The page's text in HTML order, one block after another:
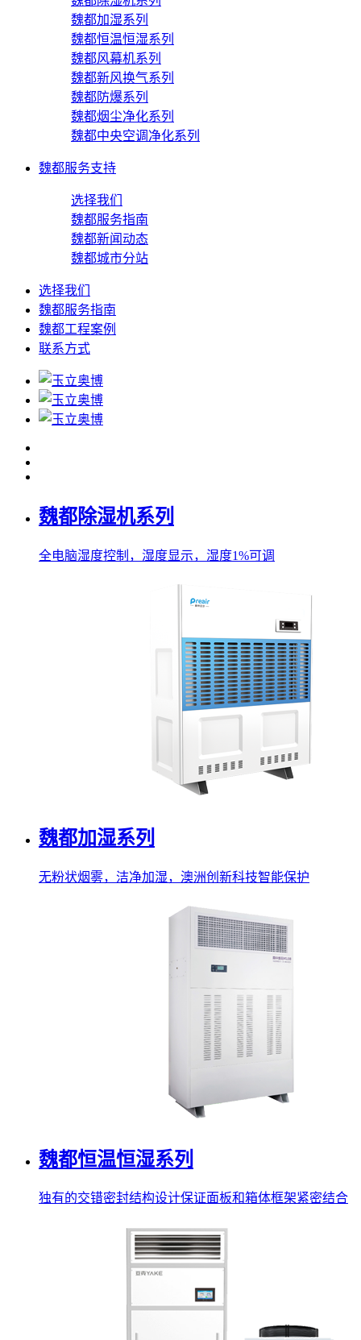
魏都加湿系列
魏都恒温恒湿系列
魏都风幕机系列
魏都新风换气系列
魏都防爆系列
魏都烟尘净化系列
魏都中央空调净化系列
魏都服务支持
选择我们
魏都服务指南
魏都新闻动态
魏都城市分站
选择我们
魏都服务指南
魏都工程案例
联系方式
魏都除湿机系列
全电脑湿度控制，湿度显示，湿度1%可调
魏都加湿系列
无粉状烟雾，洁净加湿，澳洲创新科技智能保护
魏都恒温恒湿系列
独有的交错密封结构设计保证面板和箱体框架紧密结合